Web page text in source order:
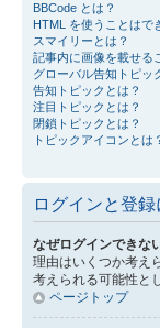
BBCode とは？
HTML を使うことはで
スマイリーとは？
記事内に画像を載せる
グローバル告知トピッ
告知トピックとは？
注目トピックとは？
閉鎖トピックとは？
トピックアイコンとは
ログインと登
なぜログインできな
理由はいくつか考え
考えられる可能性と
ページトップ